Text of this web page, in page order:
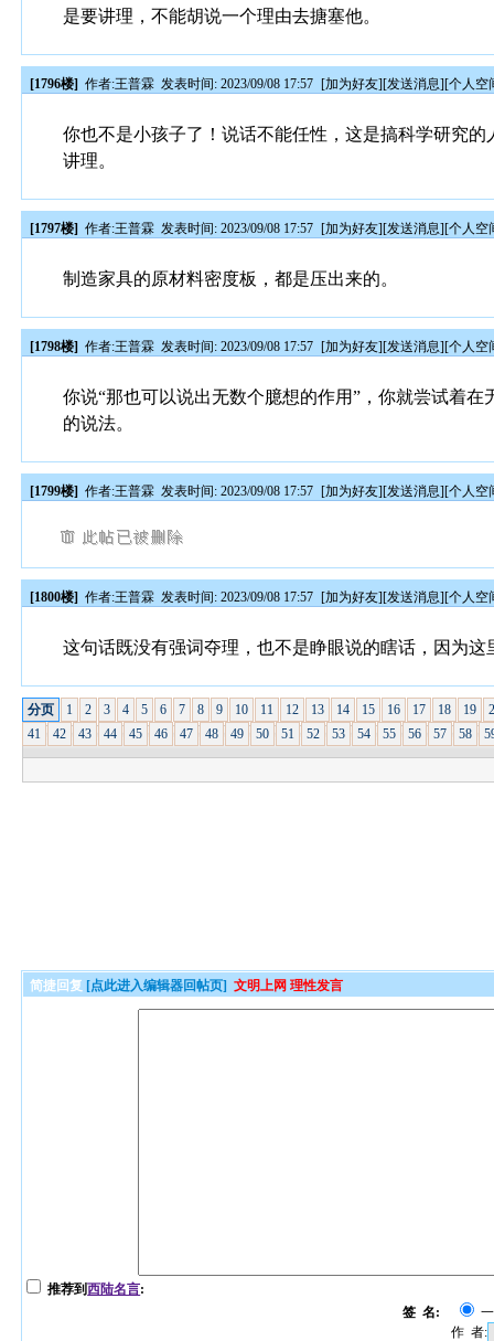
是要讲理，不能胡说一个理由去搪塞他。
[1796楼] 作者:王普霖 发表时间: 2023/09/08 17:57 [加为好友][发送消息][个人空
你也不是小孩子了！说话不能任性，这是搞科学研究
讲理。
[1797楼] 作者:王普霖 发表时间: 2023/09/08 17:57 [加为好友][发送消息][个人空
制造家具的原材料密度板，都是压出来的。
[1798楼] 作者:王普霖 发表时间: 2023/09/08 17:57 [加为好友][发送消息][个人空
你说“那也可以说出无数个臆想的作用”，你就尝试着
的说法。
[1799楼] 作者:王普霖 发表时间: 2023/09/08 17:57 [加为好友][发送消息][个人空
[1800楼] 作者:王普霖 发表时间: 2023/09/08 17:57 [加为好友][发送消息][个人空
这句话既没有强词夺理，也不是睁眼说的瞎话，因为这
分页 1 2 3 4 5 6 7 8 9 10 11 12 13 14 15 16 17 18 19
41
42 43 44 45 46 47 48 49 50 51 52 53 54 55 56 57 58
简捷回复 [点此进入编辑器回帖页] 文明上网 理性发言
推荐到西陆名言:
签 名:
作 者: